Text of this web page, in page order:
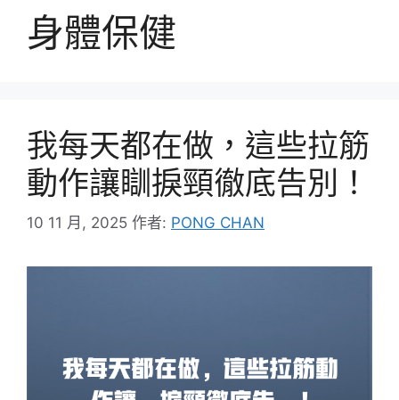
身體保健
我每天都在做，這些拉筋
動作讓瞓捩頸徹底告別！
10 11 月, 2025 作者: PONG CHAN